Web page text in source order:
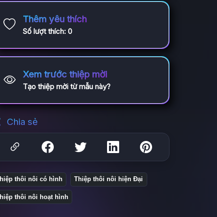
Thêm yêu thích
Số lượt thích: 0
Xem trước thiệp mời
Tạo thiệp mời từ mẫu này?
Chia sẻ
thôi nôi có hình Thiệp thôi nôi hiện Đại
thôi nôi hoạt hình